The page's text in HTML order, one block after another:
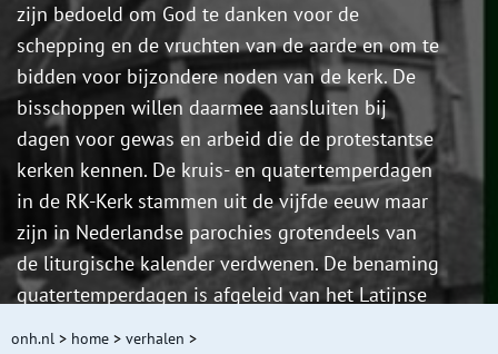
zijn bedoeld om God te danken voor de
schepping en de vruchten van de aarde en om te
bidden voor bijzondere noden van de kerk. De
bisschoppen willen daarmee aansluiten bij
dagen voor gewas en arbeid die de protestantse
kerken kennen. De kruis- en quatertemperdagen
in de RK-Kerk stammen uit de vijfde eeuw maar
zijn in Nederlandse parochies grotendeels van
de liturgische kalender verdwenen. De benaming
quatertemperdagen is afgeleid van het Latijnse
onh.nl > home > verhalen >